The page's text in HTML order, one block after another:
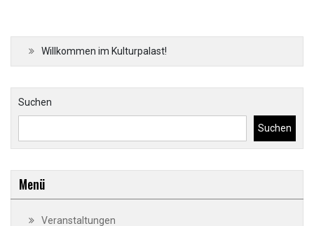
Willkommen im Kulturpalast!
Suchen
Suchen
Menü
Veranstaltungen